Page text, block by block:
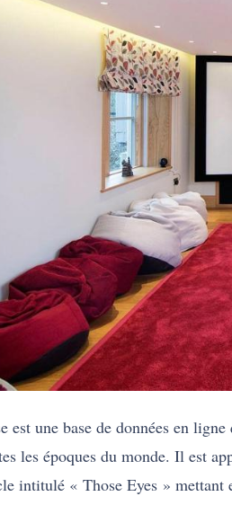
est une base de données en
les époques du monde. Il est
intitulé « Those Eyes » mettant